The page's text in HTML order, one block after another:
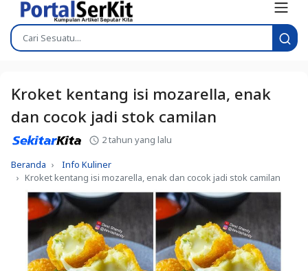
Kroket kentang isi mozarella, enak
dan cocok jadi stok camilan
2 tahun yang lalu
Beranda
Info Kuliner
Kroket kentang isi mozarella, enak dan cocok jadi stok camilan